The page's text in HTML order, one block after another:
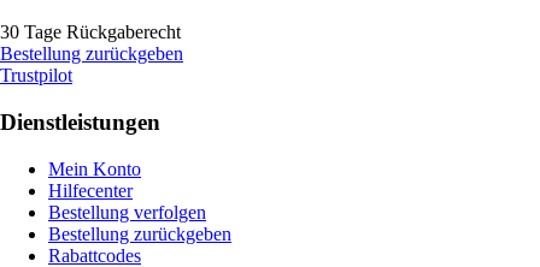
30 Tage Rückgaberecht
Bestellung zurückgeben
Trustpilot
Dienstleistungen
Mein Konto
Hilfecenter
Bestellung verfolgen
Bestellung zurückgeben
Rabattcodes